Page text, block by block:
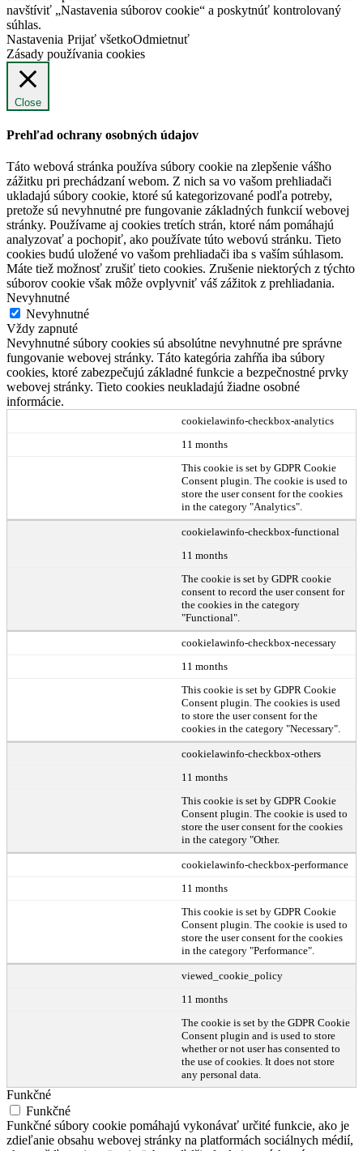
navštíviť „Nastavenia súborov cookie“ a poskytnúť kontrolovaný
súhlas.
Nastavenia Prijať všetkoOdmietnuť
Zásady používania cookies
Close
Prehľad ochrany osobných údajov
Táto webová stránka používa súbory cookie na zlepšenie vášho
zážitku pri prechádzaní webom. Z nich sa vo vašom prehliadači
ukladajú súbory cookie, ktoré sú kategorizované podľa potreby,
pretože sú nevyhnutné pre fungovanie základných funkcií webovej
stránky. Používame aj cookies tretích strán, ktoré nám pomáhajú
analyzovať a pochopiť, ako používate túto webovú stránku. Tieto
cookies budú uložené vo vašom prehliadači iba s vaším súhlasom.
Máte tiež možnosť zrušiť tieto cookies. Zrušenie niektorých z týchto
súborov cookie však môže ovplyvniť váš zážitok z prehliadania.
Nevyhnutné
Nevyhnutné
Vždy zapnuté
Nevyhnutné súbory cookies sú absolútne nevyhnutné pre správne
fungovanie webovej stránky. Táto kategória zahŕňa iba súbory
cookies, ktoré zabezpečujú základné funkcie a bezpečnostné prvky
webovej stránky. Tieto cookies neukladajú žiadne osobné
informácie.
cookielawinfo-checkbox-analytics
11 months
This cookie is set by GDPR Cookie
Consent plugin. The cookie is used to
store the user consent for the cookies
in the category "Analytics".
cookielawinfo-checkbox-functional
11 months
The cookie is set by GDPR cookie
consent to record the user consent for
the cookies in the category
"Functional".
cookielawinfo-checkbox-necessary
11 months
This cookie is set by GDPR Cookie
Consent plugin. The cookies is used
to store the user consent for the
cookies in the category "Necessary".
cookielawinfo-checkbox-others
11 months
This cookie is set by GDPR Cookie
Consent plugin. The cookie is used to
store the user consent for the cookies
in the category "Other.
cookielawinfo-checkbox-performance
11 months
This cookie is set by GDPR Cookie
Consent plugin. The cookie is used to
store the user consent for the cookies
in the category "Performance".
viewed_cookie_policy
11 months
The cookie is set by the GDPR Cookie
Consent plugin and is used to store
whether or not user has consented to
the use of cookies. It does not store
any personal data.
Funkčné
Funkčné
Funkčné súbory cookie pomáhajú vykonávať určité funkcie, ako je
zdieľanie obsahu webovej stránky na platformách sociálnych médií,